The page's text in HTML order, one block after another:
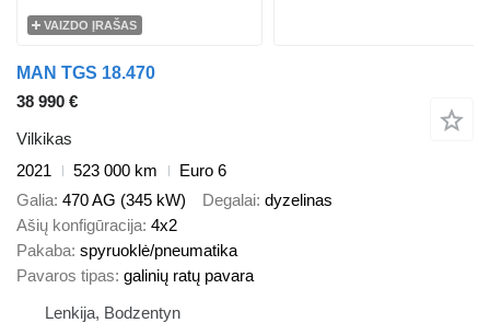
VAIZDO ĮRAŠAS
MAN TGS 18.470
38 990 €
Vilkikas
2021
523 000 km
Euro 6
Galia 470 AG (345 kW) Degalai dyzelinas
Ašių konfigūracija 4x2
Pakaba spyruoklė/pneumatika
Pavaros tipas galinių ratų pavara
Lenkija, Bodzentyn